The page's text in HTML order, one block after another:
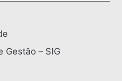
Gestão – SIG